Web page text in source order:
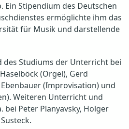
Ein Stipendium des Deutschen
ermöglichte ihm das
für Musik und darstellende
des Studiums der Unterricht bei
(Orgel), Gerd
(Improvisation) und
Weiteren Unterricht und
bei Peter Planyavsky, Holger